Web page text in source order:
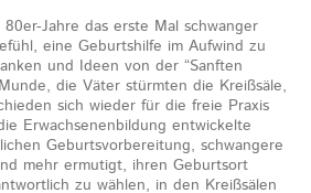
Jahre das erste Mal schwanger
eine Geburtshilfe im Aufwind zu
und Ideen von der “Sanften
die Väter stürmten die Kreißsäle,
sich wieder für die freie Praxis
Erwachsenenbildung entwickelte
Geburtsvorbereitung, schwangere
mehr ermutigt, ihren Geburtsort
zu wählen, in den Kreißsälen